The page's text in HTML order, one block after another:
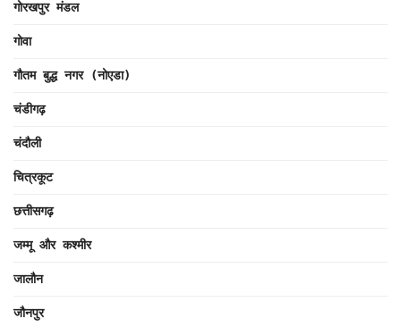
गोरखपुर मंडल
गोवा
गौतम बुद्ध नगर (नोएडा)
चंडीगढ़
चंदौली
चित्रकूट
छत्तीसगढ़
जम्मू और कश्मीर
जालौन
जौनपुर